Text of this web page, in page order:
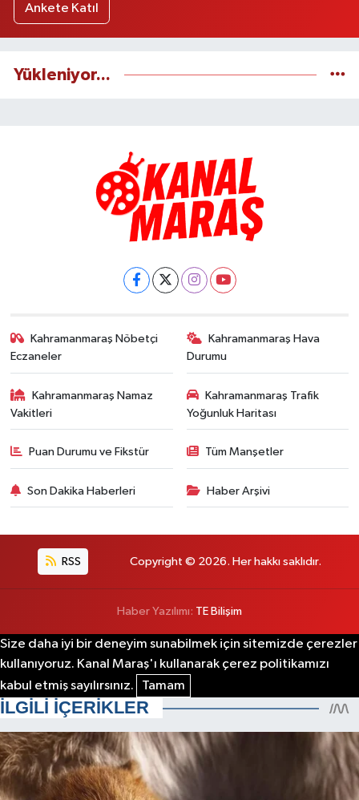
Ankete Katıl
Yükleniyor...
Kahramanmaraş Nöbetçi
Eczaneler
Kahramanmaraş Hava
Durumu
Kahramanmaraş Namaz
Vakitleri
Kahramanmaraş Trafik
Yoğunluk Haritası
Puan Durumu ve Fikstür Tüm Manşetler
Son Dakika Haberleri Haber Arşivi
RSS Copyright © 2026. Her hakkı saklıdır.
Haber Yazılımı: TE Bilişim
Size daha iyi bir deneyim sunabilmek için sitemizde çerezler
kullanıyoruz. Kanal Maraş'ı kullanarak çerez politikamızı
kabul etmiş sayılırsınız.
Tamam